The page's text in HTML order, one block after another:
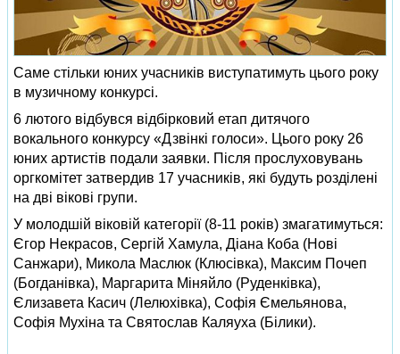
Саме стільки юних учасників виступатимуть цього року
в музичному конкурсі.
6 лютого відбувся відбірковий етап дитячого
вокального конкурсу «Дзвінкі голоси». Цього року 26
юних артистів подали заявки. Після прослуховувань
оргкомітет затвердив 17 учасників, які будуть розділені
на дві вікові групи.
У молодшій віковій категорії (8-11 років) змагатимуться:
Єгор Некрасов, Сергій Хамула, Діана Коба (Нові
Санжари), Микола Маслюк (Клюсівка), Максим Почеп
(Богданівка), Маргарита Міняйло (Руденківка),
Єлизавета Касич (Лелюхівка), Софія Ємельянова,
Софія Мухіна та Святослав Каляуха (Білики).